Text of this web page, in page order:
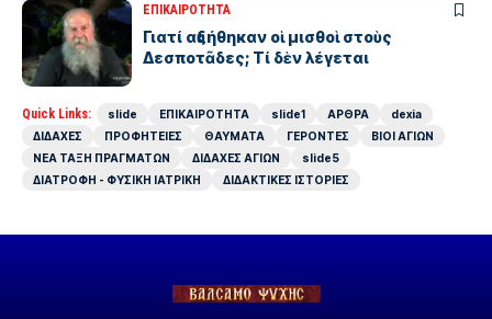
ΕΠΙΚΑΙΡΟΤΗΤΑ
Γιατί αὐξήθηκαν οἱ μισθοὶ στοὺς
Δεσποτᾶδες; Τί δὲν λέγεται
Quick Links: slide ΕΠΙΚΑΙΡΟΤΗΤΑ slide1 ΑΡΘΡΑ
dexia
ΔΙΔΑΧΕΣ
ΠΡΟΦΗΤΕΙΕΣ ΘΑΥΜΑΤΑ ΓΕΡΟΝΤΕΣ
ΒΙΟΙ ΑΓΙΩΝ
ΝΕΑ ΤΑΞΗ ΠΡΑΓΜΑΤΩΝ
ΔΙΔΑΧΕΣ ΑΓΙΩΝ
slide5
ΔΙΑΤΡΟΦΗ - ΦΥΣΙΚΗ ΙΑΤΡΙΚΗ
ΔΙΔΑΚΤΙΚΕΣ ΙΣΤΟΡΙΕΣ